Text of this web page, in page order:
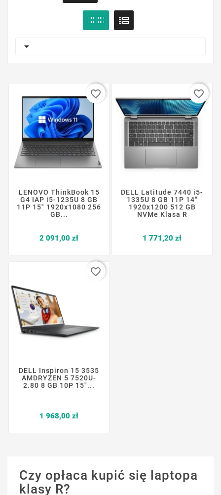

LENOVO ThinkBook 15
G4 IAP i5-1235U 8 GB
11P 15" 1920x1080 256
GB...
2 091,00 złCena
favorite_border
DELL Latitude 7440 i5-
1335U 8 GB 11P 14"
1920x1200 512 GB
NVMe Klasa R
1 771,20 złCena
favorite_border
DELL Inspiron 15 3535
AMDRYZEN 5 7520U-
2.80 8 GB 10P 15"...
1 968,00 złCena
favorite_border
Czy opłaca kupić się laptopa
klasy R?